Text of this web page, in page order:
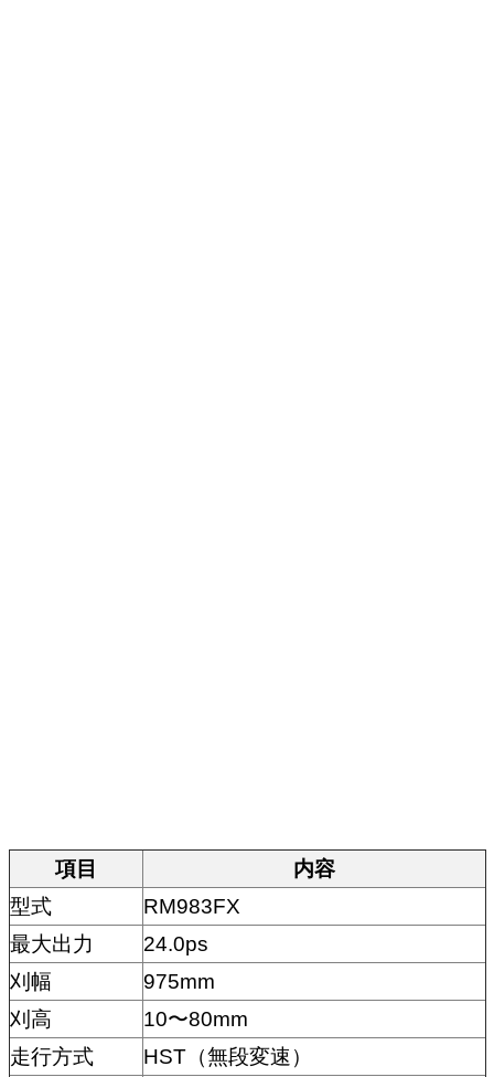
項目
内容
型式
RM983FX
最大出力
24.0ps
刈幅
975mm
刈高
10〜80mm
走行方式
HST（無段変速）